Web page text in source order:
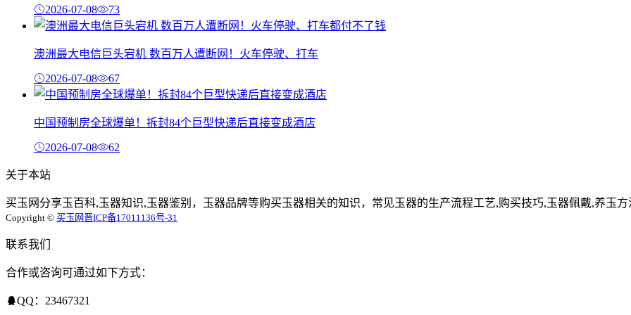
2026-07-08 73
澳洲最大电信巨头宕机 数百万人遭断网！火车停驶、打车
2026-07-08 67
中国预制房全球爆单！拆封84个巨型快递后直接变成酒店
2026-07-08 62
关于本站
买玉网分享玉百科,玉器知识,玉器鉴别，玉器品牌等购买玉器相关的知识，常见玉器的生产流程工艺,购买技巧,玉器佩戴,养玉方
Copyright © 买玉网晋ICP备17011136号-31
联系我们
合作或咨询可通过如下方式：
QQ：23467321